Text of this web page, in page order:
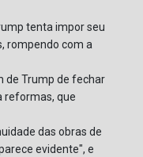
tenta impor seu
rompendo com a
de Trump de fechar
reformas, que
das obras de
evidente", e